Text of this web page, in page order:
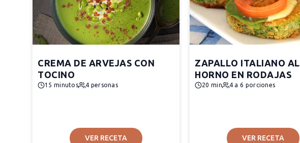
CREMA DE ARVEJAS CON
TOCINO
15 minutos 4 personas
VER RECETA
ZAPALLO ITALIANO AL
HORNO EN RODAJAS
20 min 4 a 6 porciones
VER RECETA